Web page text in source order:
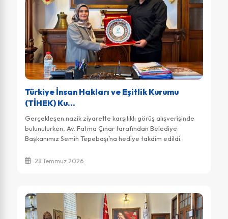
Türkiye İnsan Hakları ve Eşitlik Kurumu
(TİHEK) Ku...
Gerçekleşen nazik ziyarette karşılıklı görüş alışverişinde
bulunulurken, Av. Fatma Çınar tarafından Belediye
Başkanımız Semih Tepebaşı’na hediye takdim edildi.
28 Temmuz 2026